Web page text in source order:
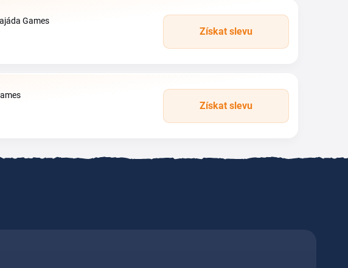
Games
Získat slevu
Získat slevu